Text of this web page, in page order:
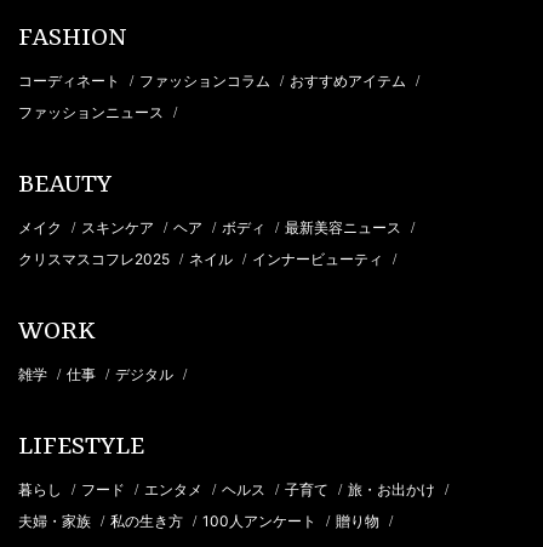
FASHION
コーディネート / ファッションコラム / おすすめアイテム /
ファッションニュース /
BEAUTY
メイク / スキンケア / ヘア / ボディ / 最新美容ニュース /
クリスマスコフレ2025 / ネイル / インナービューティ /
WORK
雑学 / 仕事 / デジタル /
LIFESTYLE
暮らし / フード / エンタメ / ヘルス / 子育て / 旅・お出かけ /
夫婦・家族 / 私の生き方 / 100人アンケート / 贈り物 /